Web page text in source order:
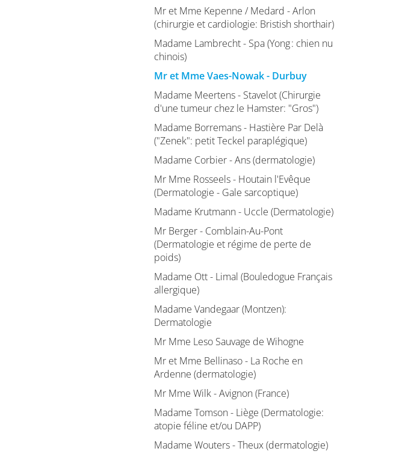
Mr et Mme Kepenne / Medard - Arlon
(chirurgie et cardiologie: Bristish shorthair)
Madame Lambrecht - Spa (Yong : chien nu
chinois)
Mr et Mme Vaes-Nowak - Durbuy
Madame Meertens - Stavelot (Chirurgie
d'une tumeur chez le Hamster: "Gros")
Madame Borremans - Hastière Par Delà
("Zenek": petit Teckel paraplégique)
Madame Corbier - Ans (dermatologie)
Mr Mme Rosseels - Houtain l'Evêque
(Dermatologie - Gale sarcoptique)
Madame Krutmann - Uccle (Dermatologie)
Mr Berger - Comblain-Au-Pont
(Dermatologie et régime de perte de
poids)
Madame Ott - Limal (Bouledogue Français
allergique)
Madame Vandegaar (Montzen):
Dermatologie
Mr Mme Leso Sauvage de Wihogne
Mr et Mme Bellinaso - La Roche en
Ardenne (dermatologie)
Mr Mme Wilk - Avignon (France)
Madame Tomson - Liège (Dermatologie:
atopie féline et/ou DAPP)
Madame Wouters - Theux (dermatologie)